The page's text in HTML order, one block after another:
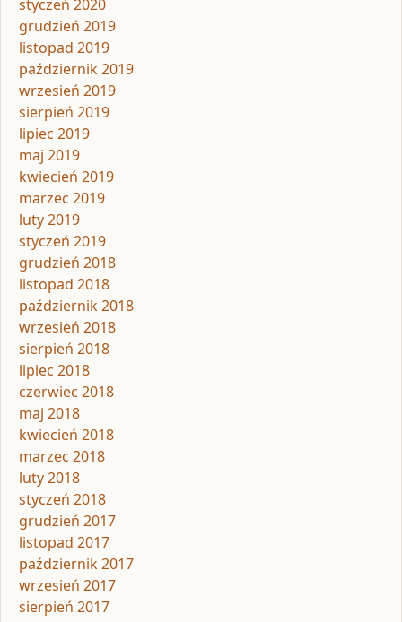
styczeń 2020
grudzień 2019
listopad 2019
październik 2019
wrzesień 2019
sierpień 2019
lipiec 2019
maj 2019
kwiecień 2019
marzec 2019
luty 2019
styczeń 2019
grudzień 2018
listopad 2018
październik 2018
wrzesień 2018
sierpień 2018
lipiec 2018
czerwiec 2018
maj 2018
kwiecień 2018
marzec 2018
luty 2018
styczeń 2018
grudzień 2017
listopad 2017
październik 2017
wrzesień 2017
sierpień 2017